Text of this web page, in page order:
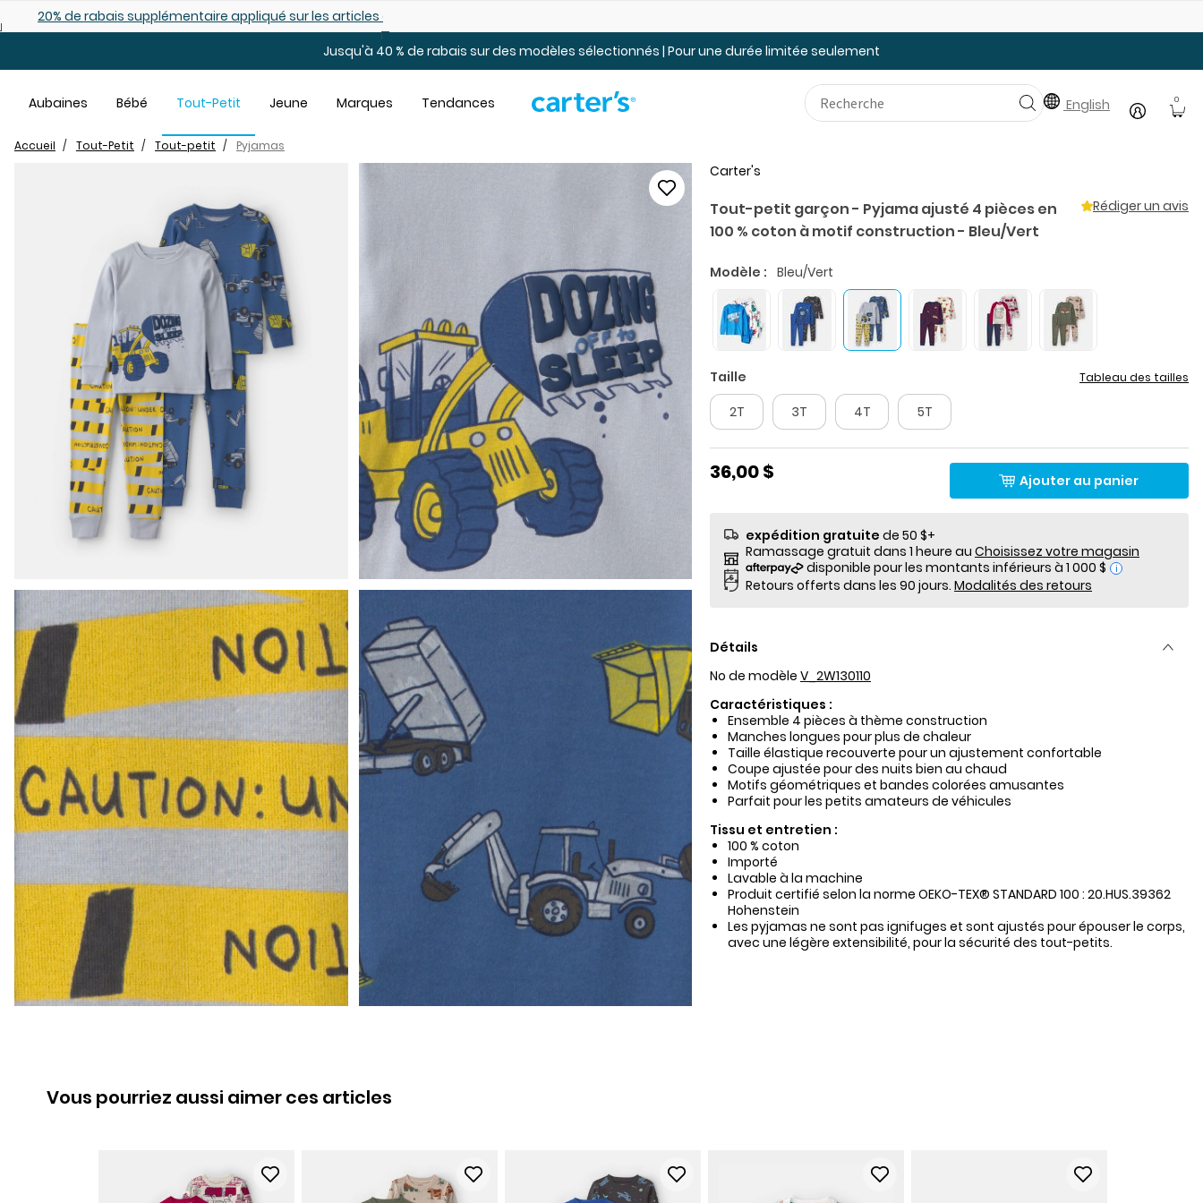
démarqués25% de rabais: modèles pour bébé
Jusqu'à 40 % de rabais sur des modèles sélectionnés | Pour une durée limitée seulement
Aubaines Bébé Tout-Petit Jeune Marques Tendances English 0
Accueil Tout-Petit Tout-petit Pyjamas
Carter's
Tout-petit garçon - Pyjama ajusté 4 pièces en
100 % coton à motif construction - Bleu/Vert
Rédiger un avis
Modèle : Bleu/Vert
Taille Tableau des tailles
2T 3T 4T 5T
36,00 $ Ajouter au panier
expédition gratuite de 50 $+
Ramassage gratuit dans 1 heure au Choisissez votre magasin
i
Retours offerts dans les 90 jours. Modalités des retours
Détails
No de modèle V_2W130110
Caractéristiques :
Ensemble 4 pièces à thème construction
Manches longues pour plus de chaleur
Taille élastique recouverte pour un ajustement confortable
Coupe ajustée pour des nuits bien au chaud
Motifs géométriques et bandes colorées amusantes
Parfait pour les petits amateurs de véhicules
Tissu et entretien :
100 % coton
Importé
Lavable à la machine
Produit certifié selon la norme OEKO-TEX® STANDARD 100 : 20.HUS.39362
Hohenstein
Les pyjamas ne sont pas ignifuges et sont ajustés pour épouser le corps,
avec une légère extensibilité, pour la sécurité des tout-petits.
Vous pourriez aussi aimer ces articles